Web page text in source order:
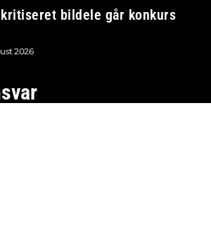
bildele går konkurs
2026